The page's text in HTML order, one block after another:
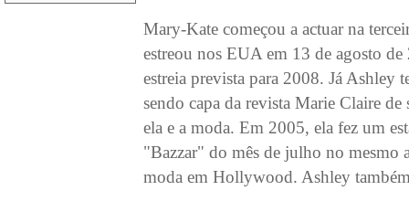
Mary-Kate começou a actuar na
estreou nos EUA em 13 de agosto
estreia prevista para 2008. Já Ashley
sendo capa da revista Marie Claire
ela e a moda. Em 2005, ela fez um
"Bazzar" do mês de julho no mesmo
moda em Hollywood. Ashley